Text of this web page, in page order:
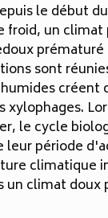
le début
froid, un
prématuré
sont
créent
le cycle
période
climatique
climat doux